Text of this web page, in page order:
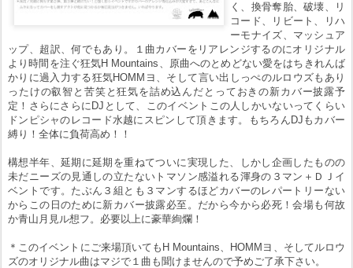
く、換骨奪胎、破壊、リ
コード、リビート、リハ
ーモナイズ、マッシュア
ップ、超訳、何でもあり。１曲カバーをリアレンジするのにオリジナル
より時間を注ぐ狂気H Mountains、原曲へのとめどない愛をはちきれんば
かりに過入力する狂気HOMMヨ、そして言い出しっぺのルロウズもあり
ったけの叡智と苦笑と狂気を詰め込んだとっておきの新カバー披露予
定！さらにさらにDJとして、このイベントこの人しかいないってくらい
ドンピシャのレコード水越にスピンして頂きます。もちろんDJもカバー
縛り！全体に負荷高め！！
構想半年、延期に延期を重ねてついに実現した、しかし企画したものの
未だニーズの見通しの立たないトマソン感溢れる渾身の３マン＋ＤＪイ
ベントです。たぶん３組とも３マンするほどカバーのレパートリーない
からこの日のために新カバー披露必至。だから今から必死！会場も何故
か青山月見ル想フ。必要以上に豪華絢爛！
＊このイベントにご来場頂いてもH Mountains、HOMMヨ、そしてルロウ
ズのオリジナル曲はマジで１曲も聞けませんので予めご了承下さい。